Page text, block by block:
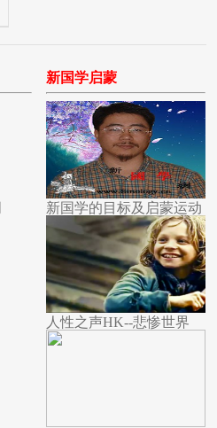
新国学启蒙
新国学的目标及启蒙运动
人性之声HK--悲惨世界